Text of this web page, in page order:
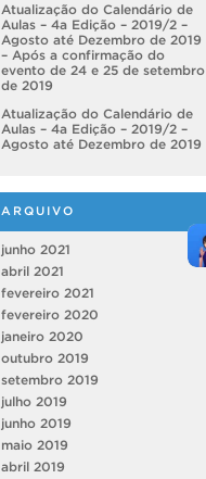
Atualização do Calendário de
Aulas – 4a Edição – 2019/2 –
Agosto até Dezembro de 2019
– Após a confirmação do
evento de 24 e 25 de setembro
de 2019
Atualização do Calendário de
Aulas – 4a Edição – 2019/2 –
Agosto até Dezembro de 2019
ARQUIVO
junho 2021
abril 2021
fevereiro 2021
fevereiro 2020
janeiro 2020
outubro 2019
setembro 2019
julho 2019
junho 2019
maio 2019
abril 2019